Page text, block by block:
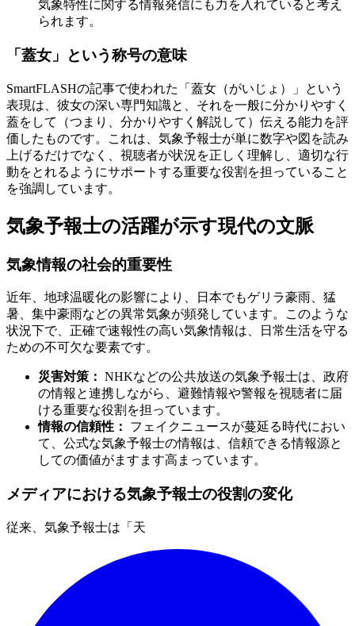
気象特性に関する情報発信にも力を入れていると考え
られます。
「蓋女」という称号の意味
SmartFLASHの記事で使われた「蓋女（がいじょ）」という
表現は、彼女の深い専門知識と、それを一般に分かりやすく
蓋をして（つまり、分かりやすく解説して）伝える能力を評
価したものです。これは、気象予報士が単に数字や図を読み
上げるだけでなく、視聴者が状況を正しく理解し、適切な行
動をとれるようにサポートする重要な役割を担っていること
を強調しています。
気象予報士の活躍が示す現代の文脈
気象情報の社会的重要性
近年、地球温暖化の影響により、日本でもゲリラ豪雨、猛
暑、集中豪雨などの異常気象が頻発しています。このような
状況下で、正確で速報性の高い気象情報は、日常生活を守る
ための不可欠な要素です。
災害対策： NHKなどの公共放送の気象予報士は、政府
の情報と連携しながら、避難情報や警報を視聴者に届
ける重要な役割を担っています。
情報の信頼性：
フェイクニュースが蔓延る時代におい
て、公式な気象予報士の情報は、信頼できる情報源と
しての価値がますます高まっています。
メディアにおける気象予報士の役割の変化
従来、気象予報士は「天